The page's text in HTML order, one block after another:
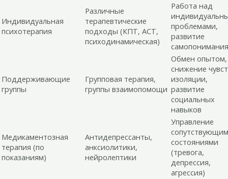
Индивидуальная
психотерапия
Различные
терапевтические
подходы (КПТ, ACT,
психодинамическая)
Работа над
проблемами,
развитие
самопонимания
Поддерживающие
группы
Групповая терапия,
группы взаимопомощи
Обмен опытом,
снижение
изоляции,
развитие
социальных
навыков
Медикаментозная
терапия (по
показаниям)
Антидепрессанты,
анксиолитики,
нейролептики
Управление
состояниями
(тревога,
депрессия,
агрессия)